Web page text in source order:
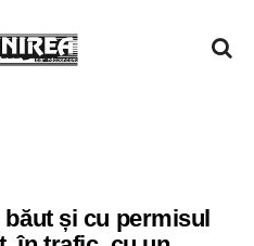
și cu permisul